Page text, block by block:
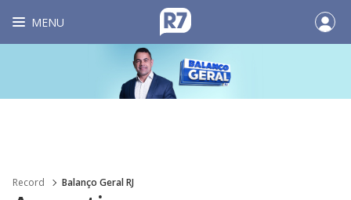
MENU
Record Balanço Geral RJ